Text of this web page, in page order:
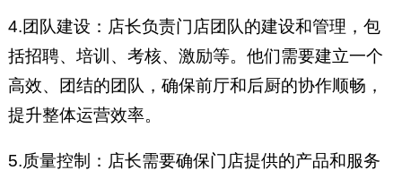
4.团队建设：店长负责门店团队的建设和管理，包
括招聘、培训、考核、激励等。他们需要建立一个
高效、团结的团队，确保前厅和后厨的协作顺畅，
提升整体运营效率。
5.质量控制：店长需要确保门店提供的产品和服务